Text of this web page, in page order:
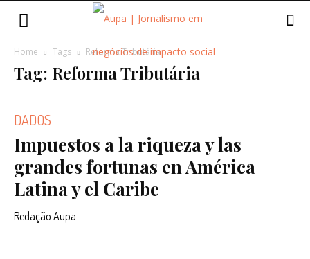
Home Tags Reforma Tributária
Tag: Reforma Tributária
DADOS
Impuestos a la riqueza y las
grandes fortunas en América
Latina y el Caribe
Redação Aupa